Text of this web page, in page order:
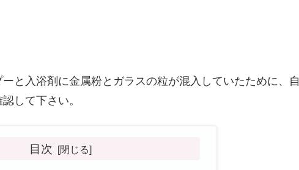
と入浴剤に金属粉とガラスの粒が混入していたために、自
して下さい。
目次